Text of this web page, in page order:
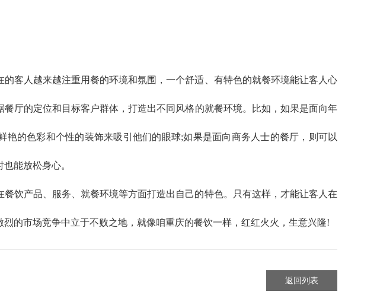
客人越来越注重用餐的环境和氛围，一个舒适、有特色的就餐环境能让客人心
厅的定位和目标客户群体，打造出不同风格的就餐环境。比如，如果是面向年
的色彩和个性的装饰来吸引他们的眼球;如果是面向商务人士的餐厅，则可以
能放松身心。
饮产品、服务、就餐环境等方面打造出自己的特色。只有这样，才能让客人在
的市场竞争中立于不败之地，就像咱重庆的餐饮一样，红红火火，生意兴隆!
返回列表